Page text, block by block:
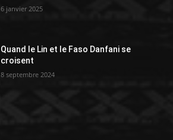
6 janvier 2025
Quand le Lin et le Faso Danfani se
croisent
8 septembre 2024